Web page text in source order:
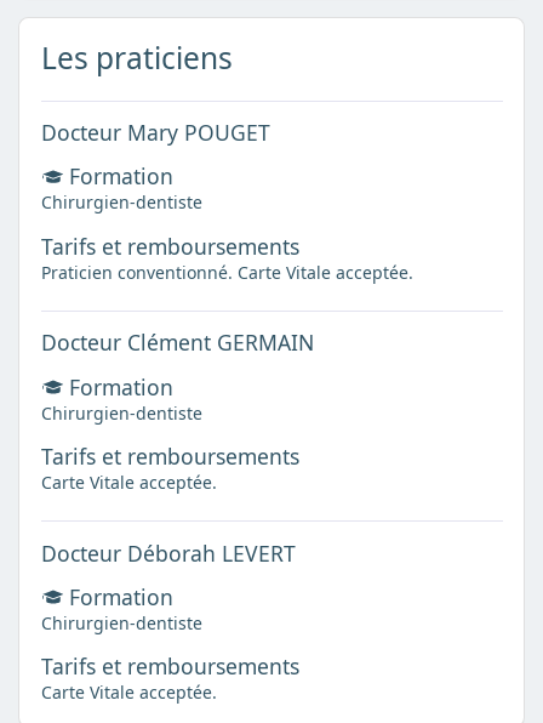
Les praticiens
Docteur Mary POUGET
Formation
Chirurgien-dentiste
Tarifs et remboursements
Praticien conventionné. Carte Vitale acceptée.
Docteur Clément GERMAIN
Formation
Chirurgien-dentiste
Tarifs et remboursements
Carte Vitale acceptée.
Docteur Déborah LEVERT
Formation
Chirurgien-dentiste
Tarifs et remboursements
Carte Vitale acceptée.